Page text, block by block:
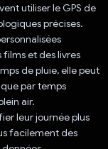
utiliser le GPS de
précises.
et des livres
de pluie, elle peut
par temps
air.
leur journée plus
facilement des